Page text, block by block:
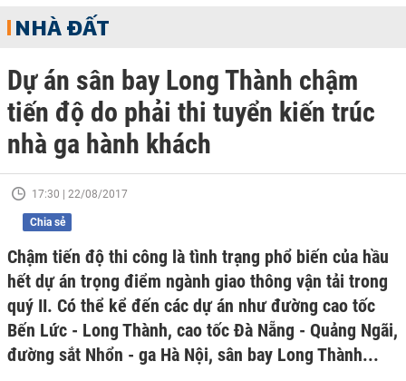
NHÀ ĐẤT
Dự án sân bay Long Thành chậm
tiến độ do phải thi tuyển kiến trúc
nhà ga hành khách
17:30 | 22/08/2017
Chia sẻ
Chậm tiến độ thi công là tình trạng phổ biến của hầu
hết dự án trọng điểm ngành giao thông vận tải trong
quý II. Có thể kể đến các dự án như đường cao tốc
Bến Lức - Long Thành, cao tốc Đà Nẵng - Quảng Ngãi,
đường sắt Nhổn - ga Hà Nội, sân bay Long Thành...